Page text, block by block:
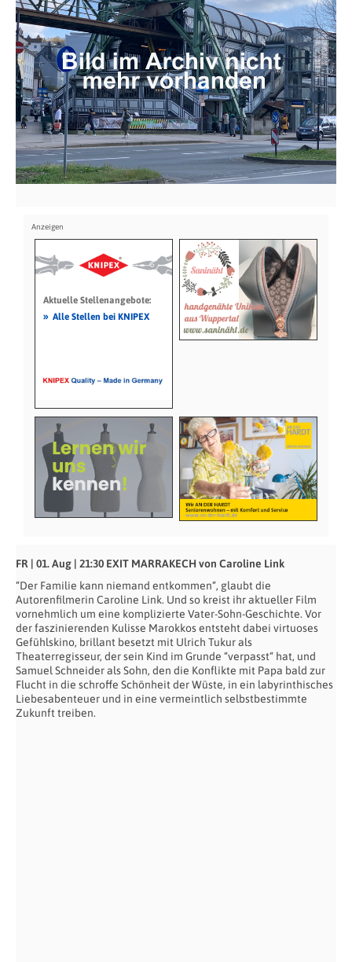
Aktuelle Stellenangebote:
» Alle Stellen bei KNIPEX
FR | 01. Aug | 21:30 EXIT MARRAKECH von Caroline Link
“Der Familie kann niemand entkommen“, glaubt die
Autorenfilmerin Caroline Link. Und so kreist ihr aktueller Film
vornehmlich um eine komplizierte Vater-Sohn-Geschichte. Vor
der faszinierenden Kulisse Marokkos entsteht dabei virtuoses
Gefühlskino, brillant besetzt mit Ulrich Tukur als
Theaterregisseur, der sein Kind im Grunde “verpasst“ hat, und
Samuel Schneider als Sohn, den die Konflikte mit Papa bald zur
Flucht in die schroffe Schönheit der Wüste, in ein labyrinthisches
Liebesabenteuer und in eine vermeintlich selbstbestimmte
Zukunft treiben.